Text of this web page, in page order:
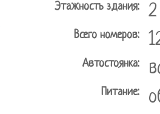
Этажность здания: 2
Всего номеров:
Автостоянка:
Питание: